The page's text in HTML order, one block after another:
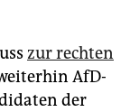
zur rechten
AfD-
der